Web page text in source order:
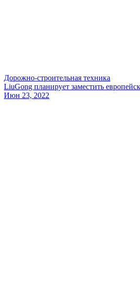
Дорожно-строительная техника
LiuGong планирует заместить
Июн 23, 2022